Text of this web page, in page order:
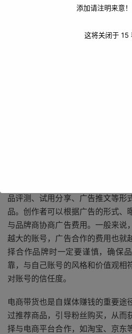
品评测、试用分享、广告推文等形
品。创作者可以根据广告的形式、
与品牌商协商广告费用。一般来说
越大的账号，广告合作的费用也就
择合作品牌时一定要谨慎，确保
靠，与自己账号的风格和价值观相
对账号的信任度。
电商带货也是自媒体赚钱的重要途
过推荐商品，引导粉丝购买，从而
择与电商平台合作，如淘宝、京东
添加请注明来意！
这将关闭于 14